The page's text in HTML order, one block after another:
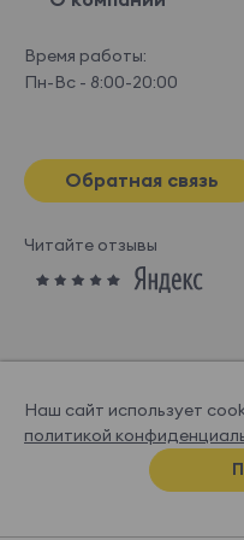
Время работы:
Пн-Вс - 8:00-20:00
Обратная связь
Читайте отзывы
© OGOGOHOME, 2026
Спроектировано и
Наш сайт использует
политикой